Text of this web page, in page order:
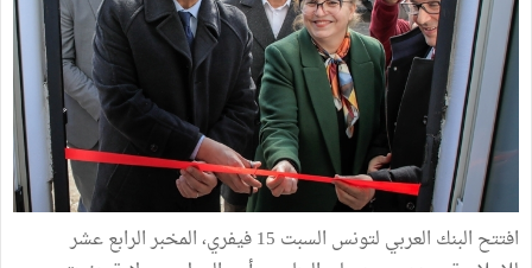
افتتح البنك العربي لتونس السبت 15 فيفري، المخبر الرابع عشر